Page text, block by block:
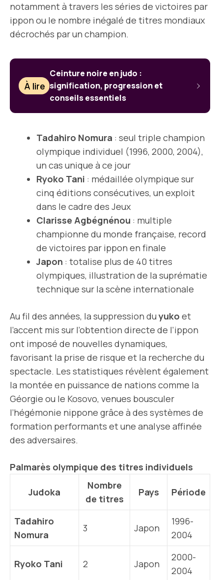
notamment à travers les séries de victoires par
ippon ou le nombre inégalé de titres mondiaux
décrochés par un champion.
À lire
Ceinture noire en judo :
signification, progression et
conseils essentiels
Tadahiro Nomura : seul triple champion
olympique individuel (1996, 2000, 2004),
un cas unique à ce jour
Ryoko Tani : médaillée olympique sur
cinq éditions consécutives, un exploit
dans le cadre des Jeux
Clarisse Agbégnénou : multiple
championne du monde française, record
de victoires par ippon en finale
Japon : totalise plus de 40 titres
olympiques, illustration de la suprématie
technique sur la scène internationale
Au fil des années, la suppression du yuko et
l’accent mis sur l’obtention directe de l’ippon
ont imposé de nouvelles dynamiques,
favorisant la prise de risque et la recherche du
spectacle. Les statistiques révèlent également
la montée en puissance de nations comme la
Géorgie ou le Kosovo, venues bousculer
l’hégémonie nippone grâce à des systèmes de
formation performants et une analyse affinée
des adversaires.
Palmarès olympique des titres individuels
Judoka
Nombre
de titres
Pays Période
Tadahiro
Nomura
3 Japon
1996-
2004
Ryoko Tani 2 Japon
2000-
2004